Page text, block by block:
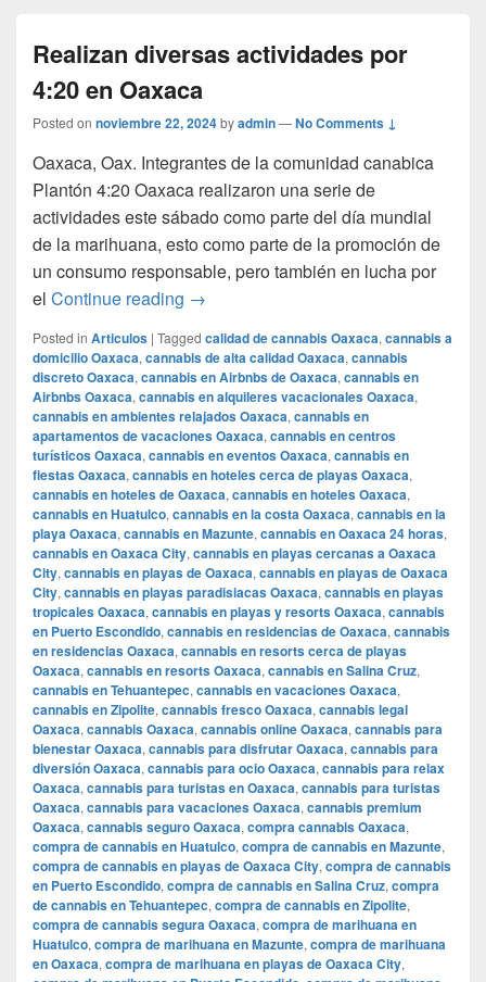
Realizan diversas actividades por
4:20 en Oaxaca
Posted on noviembre 22, 2024byadmin—No Comments ↓
Oaxaca, Oax. Integrantes de la comunidad canabica
Plantón 4:20 Oaxaca realizaron una serie de
actividades este sábado como parte del día mundial
de la marihuana, esto como parte de la promoción de
un consumo responsable, pero también en lucha por
el Continue reading Realizan diversas actividades por
→
Posted in Articulos | Tagged calidad de cannabis Oaxaca, cannabis a
domicilio Oaxaca, cannabis de alta calidad Oaxaca, cannabis
discreto Oaxaca, cannabis en Airbnbs de Oaxaca, cannabis en
Airbnbs Oaxaca, cannabis en alquileres vacacionales Oaxaca,
cannabis en ambientes relajados Oaxaca, cannabis en
apartamentos de vacaciones Oaxaca, cannabis en centros
turísticos Oaxaca, cannabis en eventos Oaxaca, cannabis en
fiestas Oaxaca, cannabis en hoteles cerca de playas Oaxaca,
cannabis en hoteles de Oaxaca, cannabis en hoteles Oaxaca,
cannabis en Huatulco, cannabis en la costa Oaxaca, cannabis en la
playa Oaxaca, cannabis en Mazunte, cannabis en Oaxaca 24 horas,
cannabis en Oaxaca City, cannabis en playas cercanas a Oaxaca
City, cannabis en playas de Oaxaca, cannabis en playas de Oaxaca
City, cannabis en playas paradisiacas Oaxaca, cannabis en playas
tropicales Oaxaca, cannabis en playas y resorts Oaxaca, cannabis
en Puerto Escondido, cannabis en residencias de Oaxaca, cannabis
en residencias Oaxaca, cannabis en resorts cerca de playas
Oaxaca, cannabis en resorts Oaxaca, cannabis en Salina Cruz,
cannabis en Tehuantepec, cannabis en vacaciones Oaxaca,
cannabis en Zipolite, cannabis fresco Oaxaca, cannabis legal
Oaxaca, cannabis Oaxaca, cannabis online Oaxaca, cannabis para
bienestar Oaxaca, cannabis para disfrutar Oaxaca, cannabis para
diversión Oaxaca, cannabis para ocio Oaxaca, cannabis para relax
Oaxaca, cannabis para turistas en Oaxaca, cannabis para turistas
Oaxaca, cannabis para vacaciones Oaxaca, cannabis premium
Oaxaca, cannabis seguro Oaxaca, compra cannabis Oaxaca,
compra de cannabis en Huatulco, compra de cannabis en Mazunte,
compra de cannabis en playas de Oaxaca City, compra de cannabis
en Puerto Escondido, compra de cannabis en Salina Cruz, compra
de cannabis en Tehuantepec, compra de cannabis en Zipolite,
compra de cannabis segura Oaxaca, compra de marihuana en
Huatulco, compra de marihuana en Mazunte, compra de marihuana
en Oaxaca, compra de marihuana en playas de Oaxaca City,